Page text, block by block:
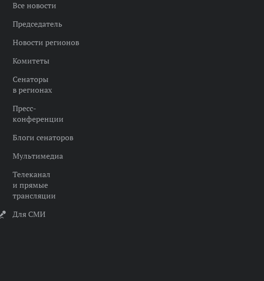
Все новости
Председатель
Новости регионов
Комитеты
Сенаторы
в регионах
Пресс-
конференции
Блоги сенаторов
Мультимедиа
Телеканал
и прямые
трансляции
Для СМИ